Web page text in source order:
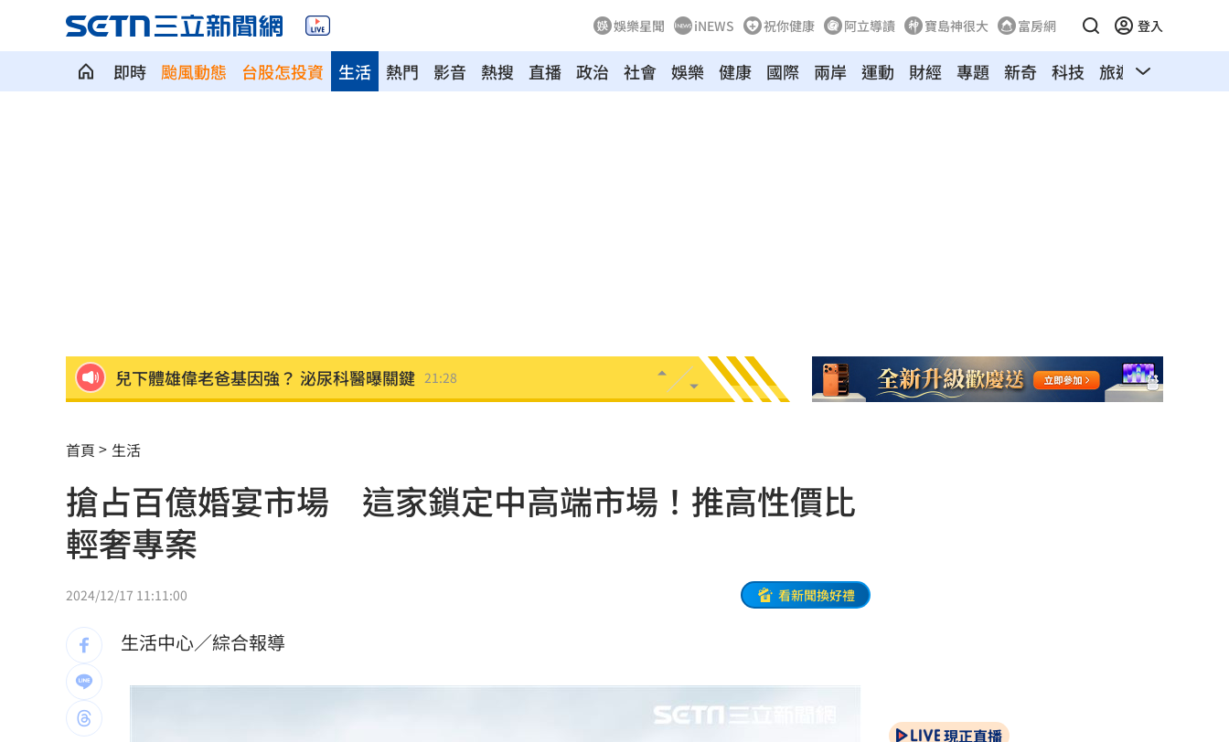
娛樂星聞 iNEWS 祝你健康 阿立導讀 寶島神很大 富房網 登入
即時 颱風動態 台股怎投資 熱門 影音 熱搜 直播 政治 社會 娛樂
生活 健康 國際 兩岸 運動 財經 專題 新奇 科技 旅遊 汽車
兒下體雄偉老爸基因強？ 泌尿科醫曝關鍵 21:28
6旬嬤省吃儉用擁千萬養老金 因1事後悔了
RIIZE 3神曲連發！成燦一句話逼哭粉絲 21:18
洞洞鞋竟是假透氣！藥師揭黴菌培養皿真相
首頁 生活
搶占百億婚宴市場 這家鎖定中高端市場！推高性價比
輕奢專案
2024/12/17 11:11:00 看新聞換好禮
生活中心／綜合報導
現正直播